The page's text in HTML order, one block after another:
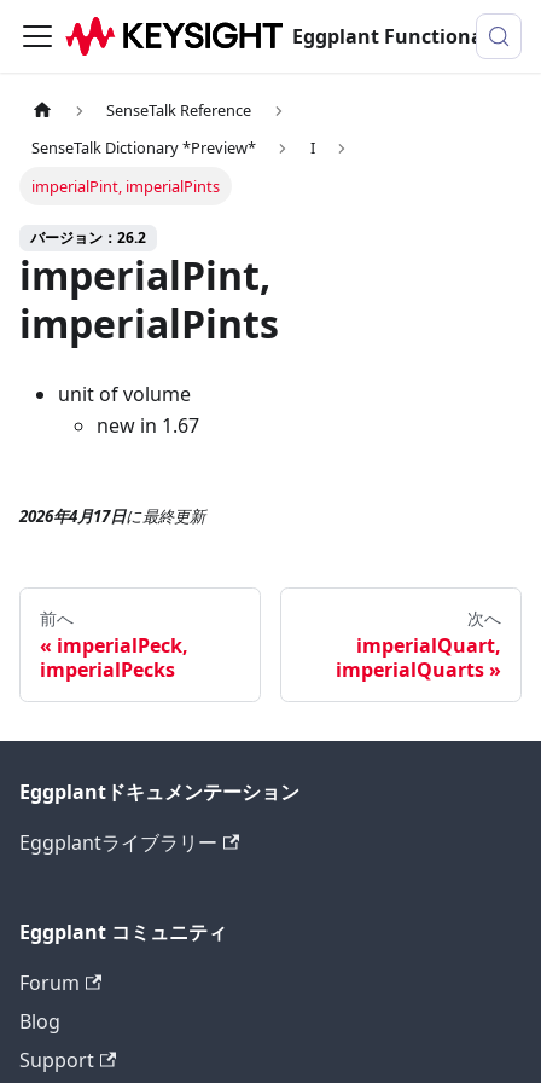
Eggplant Functionalのドキュメンテーション
SenseTalk Reference
SenseTalk Dictionary *Preview*
I
imperialPint, imperialPints
バージョン：26.2
imperialPint,
imperialPints
unit of volume
new in 1.67
2026年4月17日に最終更新
前へ
imperialPeck,
imperialPecks
次へ
imperialQuart,
imperialQuarts
Eggplantドキュメンテーション
Eggplantライブラリー
Eggplant コミュニティ
Forum
Blog
Support